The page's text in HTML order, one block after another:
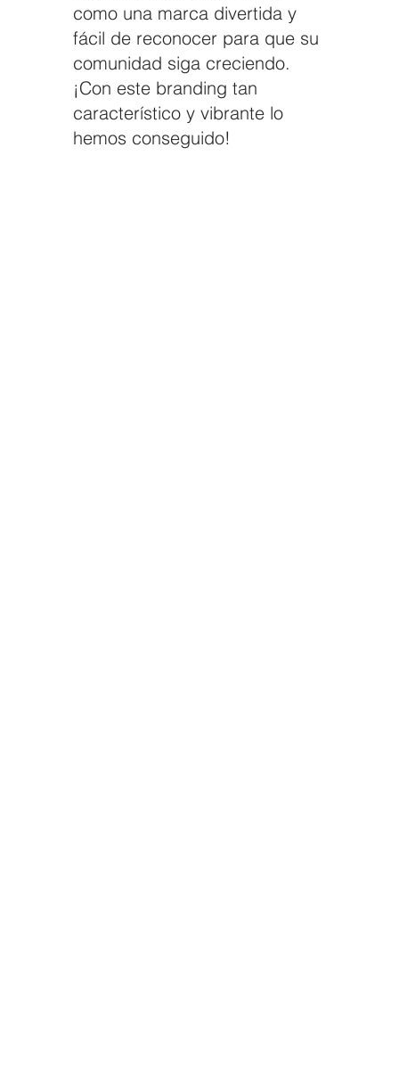
como una marca divertida y
fácil de reconocer para que su
comunidad siga creciendo.
¡Con este branding tan
característico y vibrante lo
hemos conseguido!